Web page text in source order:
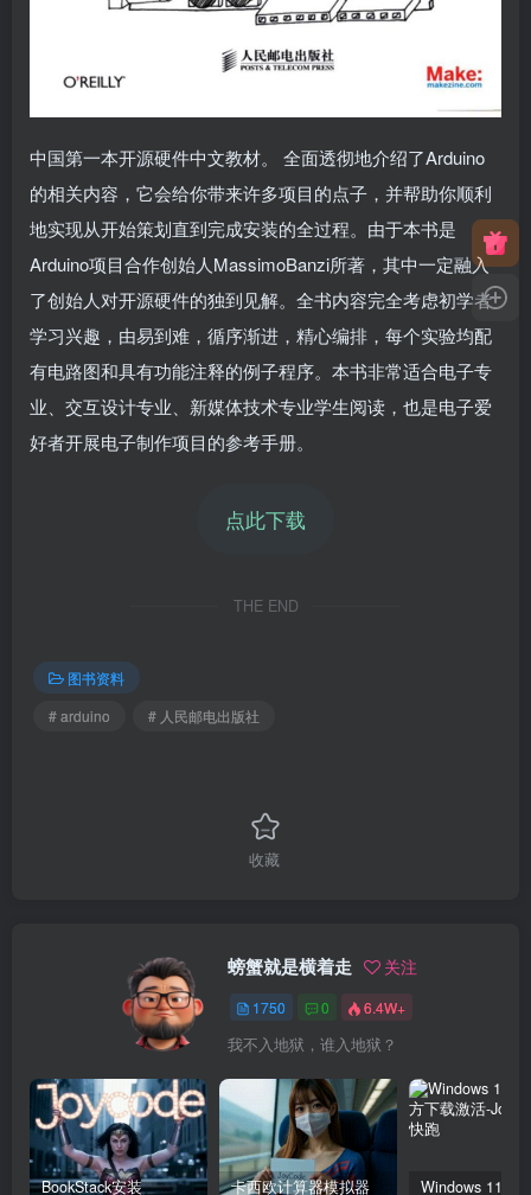
中国第一本开源硬件中文教材。 全面透彻地介绍了Arduino
的相关内容，它会给你带来许多项目的点子，并帮助你顺利
地实现从开始策划直到完成安装的全过程。由于本书是
Arduino项目合作创始人MassimoBanzi所著，其中一定融入
了创始人对开源硬件的独到见解。全书内容完全考虑初学者
学习兴趣，由易到难，循序渐进，精心编排，每个实验均配
有电路图和具有功能注释的例子程序。本书非常适合电子专
业、交互设计专业、新媒体技术专业学生阅读，也是电子爱
好者开展电子制作项目的参考手册。
点此下载
THE END
图书资料
# arduino
# 人民邮电出版社
收藏
螃蟹就是横着走 关注
1750 0 6.4W+
我不入地狱，谁入地狱？
BookStack安装 卡西欧计算器模拟器